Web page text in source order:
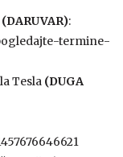
(DARUVAR):
termine-
Tesla (DUGA